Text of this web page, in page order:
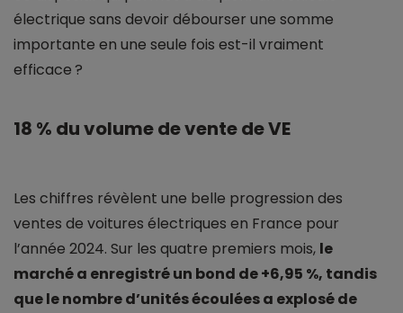
électrique sans devoir débourser une somme
importante en une seule fois est-il vraiment
efficace ?
18 % du volume de vente de VE
Les chiffres révèlent une belle progression des
ventes de voitures électriques en France pour
l’année 2024. Sur les quatre premiers mois, le
marché a enregistré un bond de +6,95 %, tandis
que le nombre d’unités écoulées a explosé de